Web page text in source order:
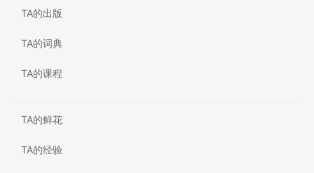
TA的出版
TA的词典
TA的课程
TA的鲜花
TA的经验